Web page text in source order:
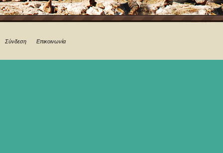
Σύνδεση Επικοινωνία